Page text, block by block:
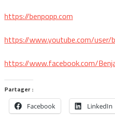
https://benpopp.com
https://www.youtube.com/user/
https://www.facebook.com/
Partager :
Facebook LinkedIn